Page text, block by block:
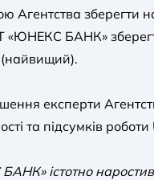
Агентства зберегти
«ЮНЕКС БАНК»
(найвищий).
експерти
та підсумків
істотно